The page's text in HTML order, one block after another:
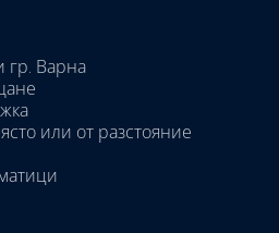
гр. Варна
или от разстояние